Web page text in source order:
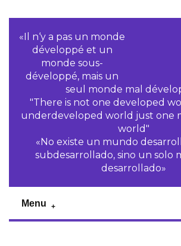
«Il n‘y a pas un monde
développé et un
monde sous-
développé, mais un
seul monde mal
"There is not one developed
underdeveloped world just one
world"
«No existe un mundo
subdesarrollado, sino un solo
desarrollado»
Menu